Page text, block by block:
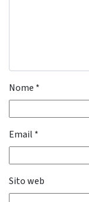
Nome *
Email *
Sito web